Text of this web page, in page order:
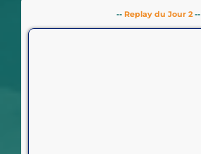
-- Replay du Jour 2--